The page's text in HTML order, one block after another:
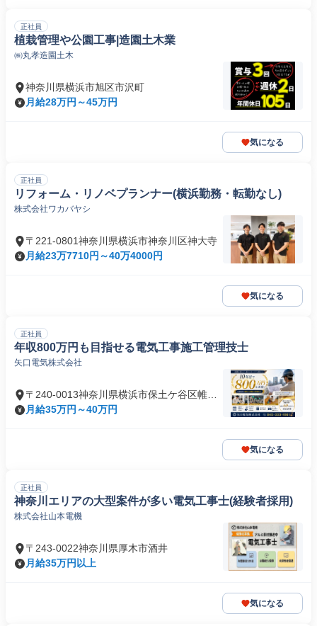
正社員
植栽管理や公園工事|造園土木業
㈱丸孝造園土木
神奈川県横浜市旭区市沢町
月給28万円～45万円
気になる
正社員
リフォーム・リノベプランナー(横浜勤務・転勤なし)
株式会社ワカバヤシ
〒221-0801神奈川県横浜市神奈川区神大寺
月給23万7710円～40万4000円
気になる
正社員
年収800万円も目指せる電気工事施工管理技士
矢口電気株式会社
〒240-0013神奈川県横浜市保土ケ谷区帷子
町
月給35万円～40万円
気になる
正社員
神奈川エリアの大型案件が多い電気工事士(経験者採用)
株式会社山本電機
〒243-0022神奈川県厚木市酒井
月給35万円以上
気になる